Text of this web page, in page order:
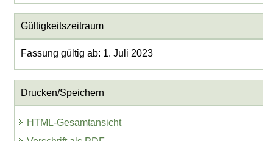
Gültigkeitszeitraum
Fassung gültig ab: 1. Juli 2023
Drucken/Speichern
HTML-Gesamtansicht